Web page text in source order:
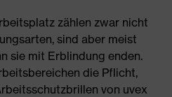
zählen zwar nicht
sind aber meist
sie mit Erblindung enden.
die Pflicht,
von uvex